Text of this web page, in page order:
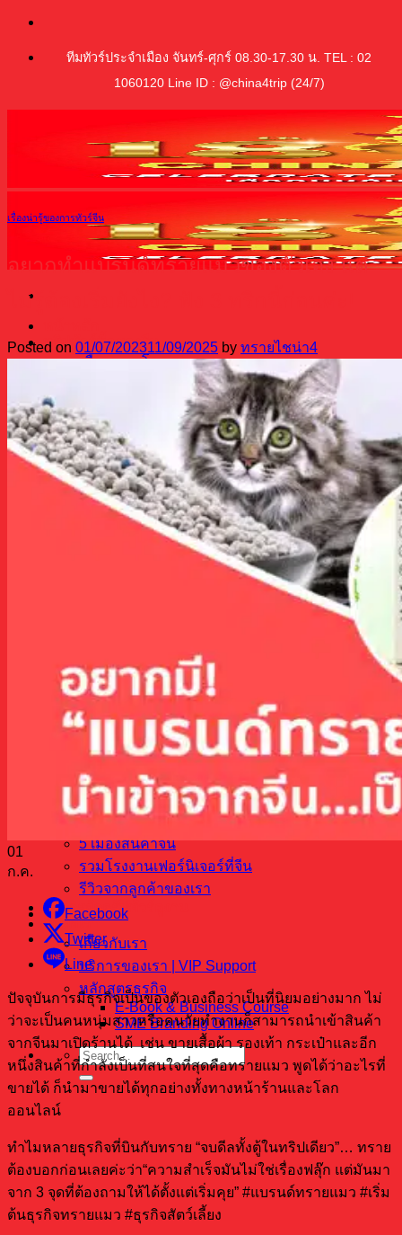
ข้าม
ทีมทัวร์ประจำเมือง จันทร์-ศุกร์ 08.30-17.30 น. TEL : 02
1060120 Line ID : @china4trip (24/7)
ทริปทัวร์ซื้อของจีน
เมืองกวางโจว
เมืองฝอซานเมืองจงซาน
เมืองเซินเจิ้น
เมืองซัวเถา
ทริปงานแฟร์จีน
กวางโจวแฟร์
ทัวร์/แพคเกจกวางโจวเทรดแฟร์ ดีล
ธุรกิจ100%
แพคเกจกวางโจวเทรดแฟร์ แบบส่วนตัว
#LIMO-F แพคเกจกวางโจวเทรดแฟร์ พร้อม
แพคเกจอี้อูเทรดแฟร์ แบบส่วนตัว
ฝอซานแฟร์
แพ็กเกจเฟอร์นิเจอร์แฟร์ IDFF, CIFF, CIFM
งานแฟร์อื่นๆ EXPOทุกเมือง
งานแฟร์เฉพาะอาชีพ China EXPO Fair
เตรียมตัวบินไปสั่งของจีน
เรื่องน่ารู้ก่อนการไปจีน China Business Trip
ขายสินค้าอะไรดี
5 เมืองสินค้าจีน
รวมโรงงานเฟอร์นิเจอร์ที่จีน
รีวิวจากลูกค้าของเรา
บริการจัดกรุ๊ปทัวร์ดูงาน
ติดต่อเรา
เกี่ยวกับเรา
บริการของเรา | VIP Support
หลักสูตรธุรกิจ
E-Book & Business Course
SME Branding Online
เรื่องน่ารู้ของการทัวร์จีน
อยากทำแบรนด์ทรายแมวของตัวเอง แต่
ไม่รู้ต้องเริ่มยังไง? ฟัง 3 ทริกนี้ก่อนค่ะ!
Posted on 01/07/202311/09/2025 by ทรายไชน่า4
01
ก.ค.
Facebook
Twitter
Line
ปัจจุบันการมีธุรกิจเป็นของตัวเองถือว่าเป็นที่นิยมอย่างมาก ไม่
ว่าจะเป็นคนหนุ่มสาวหรือคนวัยทำงานก็สามารถนำเข้าสินค้า
จากจีนมาเปิดร้านได้ เช่น ขายเสื้อผ้า รองเท้า กระเป๋าและอีก
หนึ่งสินค้าที่กำลังเป็นที่สนใจที่สุดคือทรายแมว พูดได้ว่าอะไรที่
ขายได้ ก็นำมาขายได้ทุกอย่างทั้งทางหน้าร้านและโลก
ออนไลน์
ทำไมหลายธุรกิจที่บินกับทราย “จบดีลทั้งตู้ในทริปเดียว”… ทราย
ต้องบอกก่อนเลยค่ะว่า“ความสำเร็จมันไม่ใช่เรื่องฟลุ๊ก แต่มันมา
จาก 3 จุดที่ต้องถามให้ได้ตั้งแต่เริ่มคุย” #แบรนด์ทรายแมว #เริ่ม
ต้นธุรกิจทรายแมว #ธุรกิจสัตว์เลี้ยง